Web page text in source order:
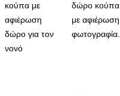
κούπα με
αφιέρωση
δώρο για τον
νονό
δώρο κούπα
με αφιέρωση
φωτογραφία.